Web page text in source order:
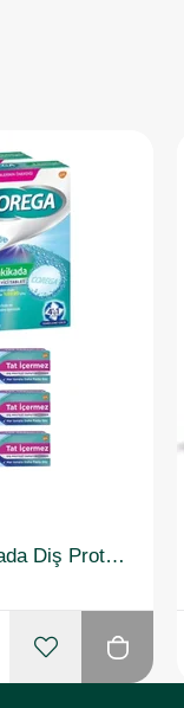
Corega X3 3 Dakikada Diş Protezi Temizleyici 30 Tablet + X3 Tat Içermez Diş Protezi Yapıştırıcı 40 gr